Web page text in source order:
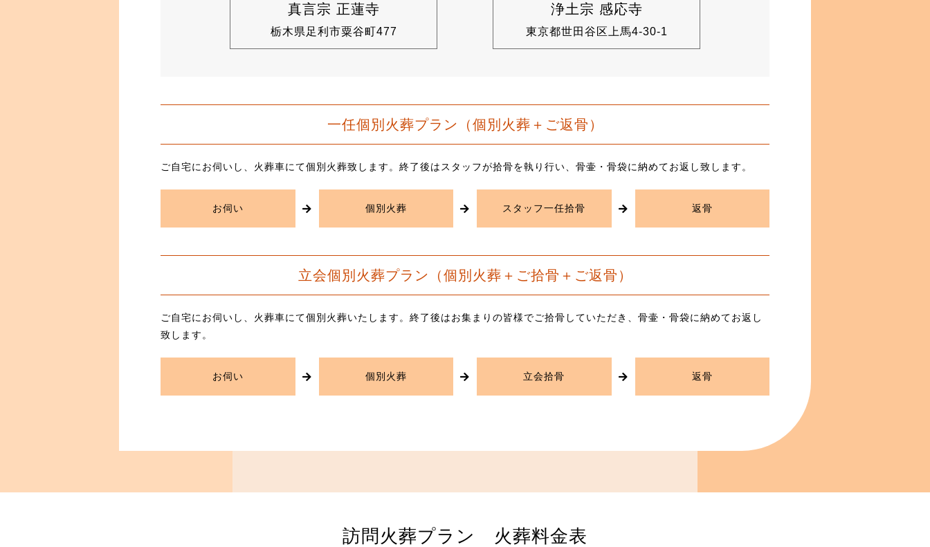
真言宗 正蓮寺
栃木県足利市粟谷町477
浄土宗 感応寺
東京都世田谷区上馬4-30-1
一任個別火葬プラン（個別火葬＋ご返骨）
ご自宅にお伺いし、火葬車にて個別火葬致します。終了後はスタッフが拾骨を執り行い、骨壷・骨袋に納めてお返し致します。
お伺い 個別火葬 スタッフ一任拾骨 返骨
立会個別火葬プラン （個別火葬＋ご拾骨＋ご返骨）
ご自宅にお伺いし、火葬車にて個別火葬いたします。終了後はお集まりの皆様でご拾骨していただき、骨壷・骨袋に納めてお返し
致します。
お伺い 個別火葬 立会拾骨 返骨
訪問火葬プラン 火葬料金表